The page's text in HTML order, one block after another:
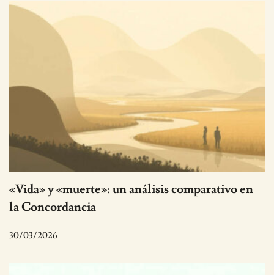
«Vida» y «muerte»: un análisis comparativo en
la Concordancia
30/03/2026